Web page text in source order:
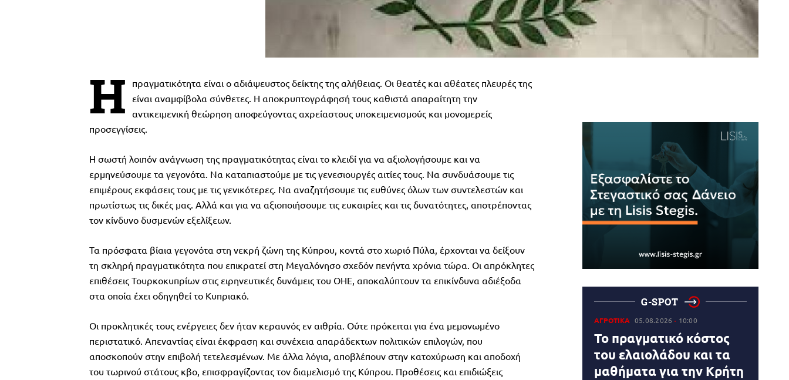
Η
πραγματικότητα είναι ο αδιάψευστος δείκτης της αλήθειας. Οι θεατές και αθέατες πλευρές της
είναι αναμφίβολα σύνθετες. Η αποκρυπτογράφησή τους καθιστά απαραίτητη την
αντικειμενική θεώρηση αποφεύγοντας αχρείαστους υποκειμενισμούς και μονομερείς
προσεγγίσεις.
Η σωστή λοιπόν ανάγνωση της πραγματικότητας είναι το κλειδί για να αξιολογήσουμε και να
ερμηνεύσουμε τα γεγονότα. Να καταπιαστούμε με τις γενεσιουργές αιτίες τους. Να συνδυάσουμε τις
επιμέρους εκφάσεις τους με τις γενικότερες. Να αναζητήσουμε τις ευθύνες όλων των συντελεστών και
πρωτίστως τις δικές μας. Αλλά και για να αξιοποιήσουμε τις ευκαιρίες και τις δυνατότητες, αποτρέποντας
τον κίνδυνο δυσμενών εξελίξεων.
Τα πρόσφατα βίαια γεγονότα στη νεκρή ζώνη της Κύπρου, κοντά στο χωριό Πύλα, έρχονται να δείξουν
τη σκληρή πραγματικότητα που επικρατεί στη Μεγαλόνησο σχεδόν πενήντα χρόνια τώρα. Οι απρόκλητες
επιθέσεις Τουρκοκυπρίων στις ειρηνευτικές δυνάμεις του ΟΗΕ, αποκαλύπτουν τα επικίνδυνα αδιέξοδα
στα οποία έχει οδηγηθεί το Κυπριακό.
Οι προκλητικές τους ενέργειες δεν ήταν κεραυνός εν αιθρία. Ούτε πρόκειται για ένα μεμονωμένο
περιστατικό. Απεναντίας είναι έκφραση και συνέχεια απαράδεκτων πολιτικών επιλογών, που
αποσκοπούν στην επιβολή τετελεσμένων. Με άλλα λόγια, αποβλέπουν στην κατοχύρωση και αποδοχή
του τωρινού στάτους κβο, επισφραγίζοντας τον διαμελισμό της Κύπρου. Προθέσεις και επιδιώξεις
G-SPOT
ΑΓΡΟΤΙΚΑ 05.08.2026 10:00
Το πραγματικό κόστος
του ελαιολάδου και τα
μαθήματα για την Κρήτη